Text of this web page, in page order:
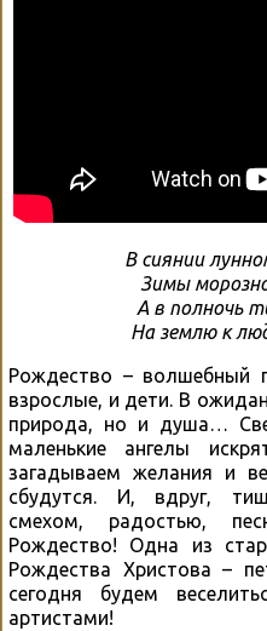
В сиянии
Зимы
А в полночь
На землю к
Рождество – волшебный
взрослые, и дети. В
природа, но и душа…
маленькие ангелы
загадываем желания и
сбудутся. И, вдруг,
смехом, радостью,
Рождество! Одна из
Рождества Христова –
сегодня будем
артистами!